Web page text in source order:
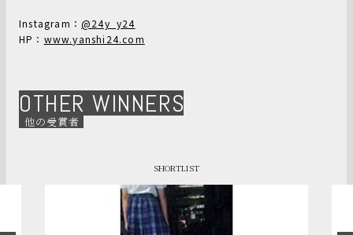
Instagram： @24y_y24
HP： www.yanshi24.com
OTHER WINNERS
他の受賞者
SHORTLIST